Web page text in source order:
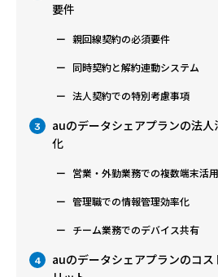
要件
親回線契約の必須要件
同時契約と解約連動システム
法人契約での特別考慮事項
3
auのデータシェアプランの法
化
営業・外勤業務での複数端末活用
管理職での情報管理効率化
チーム業務でのデバイス共有
4
auのデータシェアプランのコ